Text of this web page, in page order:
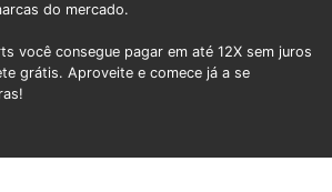
do mercado.
você consegue pagar em até 12X sem juros
grátis. Aproveite e comece já a se